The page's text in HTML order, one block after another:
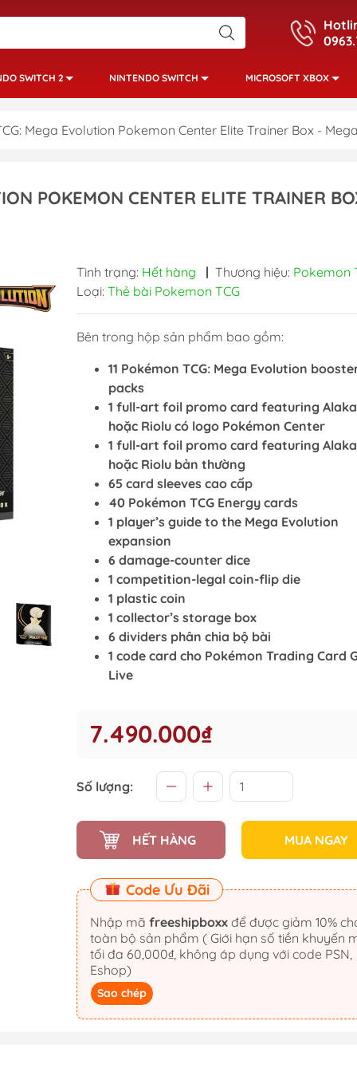
SWITCH 2 NINTENDO SWITCH MICROSOFT XBOX
Mega Evolution Pokemon Center Elite Trainer Box -
POKEMON CENTER ELITE TRAINER
Tình trạng: Hết hàng | Thương hiệu: Pokemon
Loại: Thẻ bài Pokemon TCG
Bên trong hộp sản phẩm bao gồm:
11 Pokémon TCG: Mega Evolution
packs
1 full-art foil promo card featuring
hoặc Riolu có logo Pokémon Center
1 full-art foil promo card featuring
hoặc Riolu bản thường
65 card sleeves cao cấp
40 Pokémon TCG Energy cards
1 player’s guide to the Mega Evolution
expansion
6 damage-counter dice
1 competition-legal coin-flip die
1 plastic coin
1 collector’s storage box
6 dividers phân chia bộ bài
1 code card cho Pokémon Trading Card
Live
7.490.000₫
Số lượng:
HẾT HÀNG MUA NGAY
Code Ưu Đãi
Nhập mã freeshipboxxđể được giảm 10% cho
toàn bộ sản phẩm ( Giới hạn số tiền khuyến
tối đa 60,000₫, không áp dụng với code PSN,
Eshop)
Sao chép